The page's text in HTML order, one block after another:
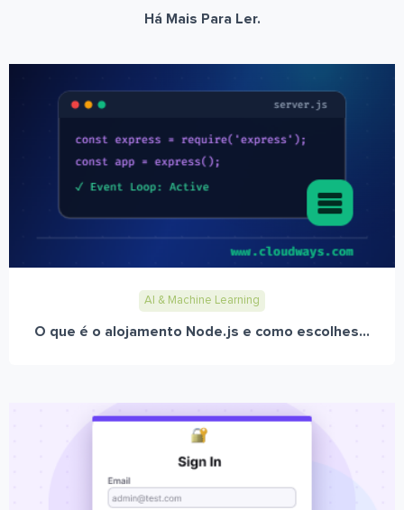
Há Mais Para Ler.
AI & Machine Learning
O que é o alojamento Node.js e como escolhes...